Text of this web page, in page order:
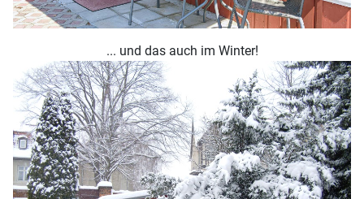
... und das auch im Winter!